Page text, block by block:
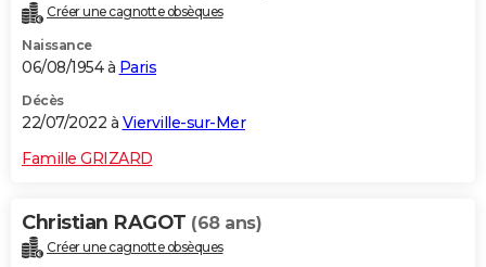
Créer une cagnotte obsèques
Naissance
06/08/1954 à Paris
Décès
22/07/2022 à Vierville-sur-Mer
Famille GRIZARD
Christian RAGOT (68 ans)
Créer une cagnotte obsèques